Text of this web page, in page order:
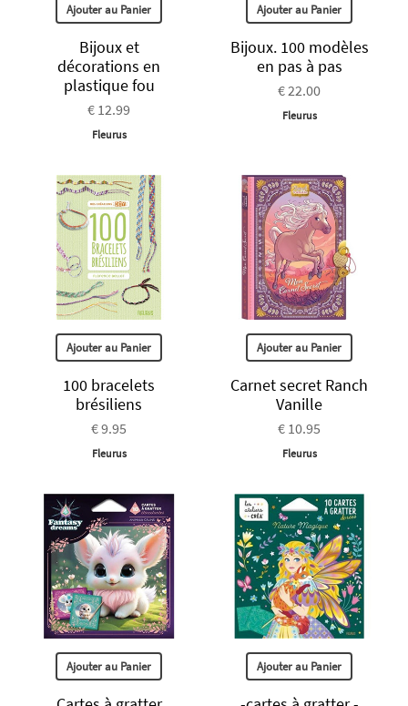
Ajouter au Panier
Bijoux et
décorations en
plastique fou
€ 12.99
Fleurus
Ajouter au Panier
Bijoux. 100 modèles
en pas à pas
€ 22.00
Fleurus
Ajouter au Panier
100 bracelets
brésiliens
€ 9.95
Fleurus
Ajouter au Panier
Carnet secret Ranch
Vanille
€ 10.95
Fleurus
Ajouter au Panier Ajouter au Panier